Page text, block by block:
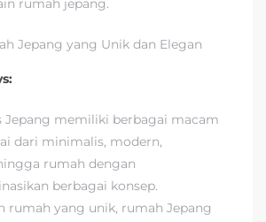
rumah jepang.
Jepang memiliki berbagai macam
dari minimalis, modern,
rumah dengan
berbagai konsep.
rumah yang unik, rumah Jepang